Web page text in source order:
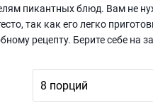
пикантных блюд. Вам не
так как его легко
рецепту. Берите себе на